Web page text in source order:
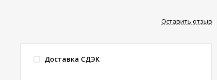
Оставить отзыв
Доставка СДЭК